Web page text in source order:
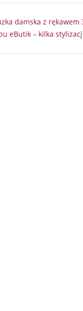
damska z rękawem
eButik – kilka